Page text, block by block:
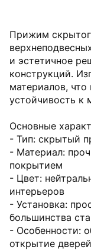
Прижим
и эстетичное
конструкций.
материалов, что
устойчивость к
Основные
- Тип: скрытый
- Материал:
покрытием
- Цвет:
интерьеров
- Установка:
большинства
- Особенности:
открытие